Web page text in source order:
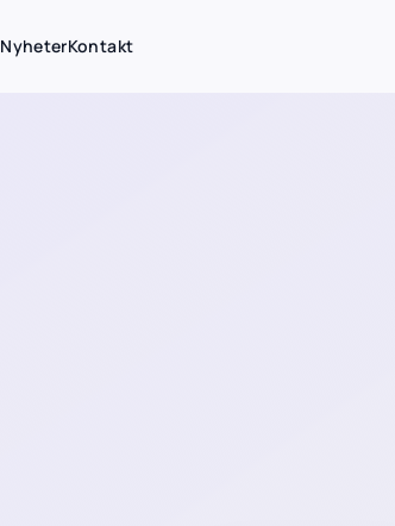
NyheterKontakt